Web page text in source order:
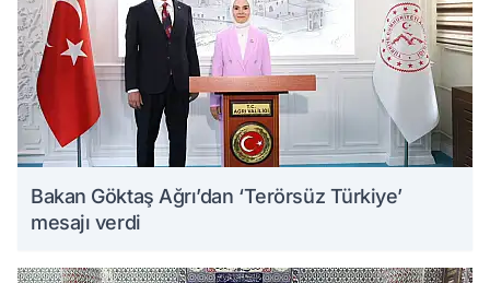
Bakan Göktaş Ağrı’dan ‘Terörsüz Türkiye’
mesajı verdi